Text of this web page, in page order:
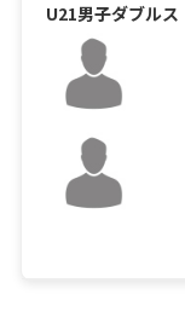
U21男子ダブルス